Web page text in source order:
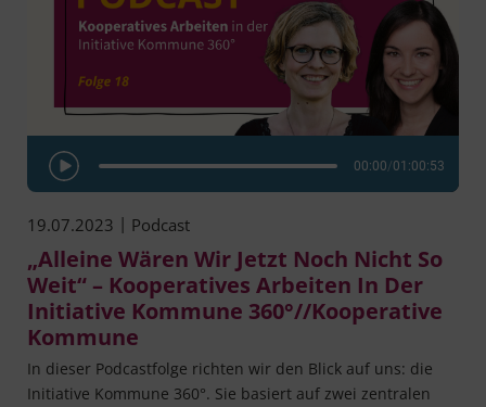
Play Episode 00:00/01:00:53
19.07.2023 | Podcast
„Alleine Wären Wir Jetzt Noch Nicht So
Weit“ – Kooperatives Arbeiten In Der
Initiative Kommune 360°//Kooperative
Kommune
In die­ser Pod­cast­fol­ge rich­ten wir den Blick auf uns: die
Initia­ti­ve Kom­mu­ne 360°. Sie basiert auf zwei zen­tra­len